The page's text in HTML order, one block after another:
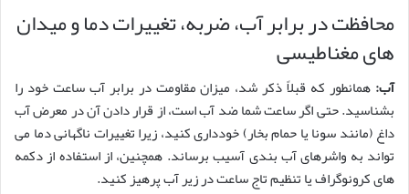
محافظت در برابر آب، ضربه، تغییرات دما و میدان
های مغناطیسی
آب: همانطور که قبلاً ذکر شد، میزان مقاومت در برابر آب ساعت خود را
بشناسید. حتی اگر ساعت شما ضد آب است، از قرار دادن آن در معرض آب
داغ (مانند سونا یا حمام بخار) خودداری کنید، زیرا تغییرات ناگهانی دما می
تواند به واشرهای آب بندی آسیب برساند. همچنین، از استفاده از دکمه
های کرونوگراف یا تنظیم تاج ساعت در زیر آب پرهیز کنید.